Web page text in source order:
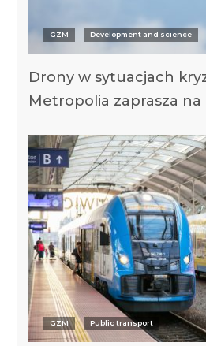
GZM Development and science
Drony w sytuacjach
Metropolia zaprasza na
GZM Public transport